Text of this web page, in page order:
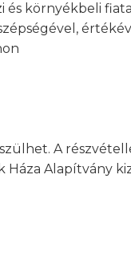
és környékbeli
A
Alapítvány